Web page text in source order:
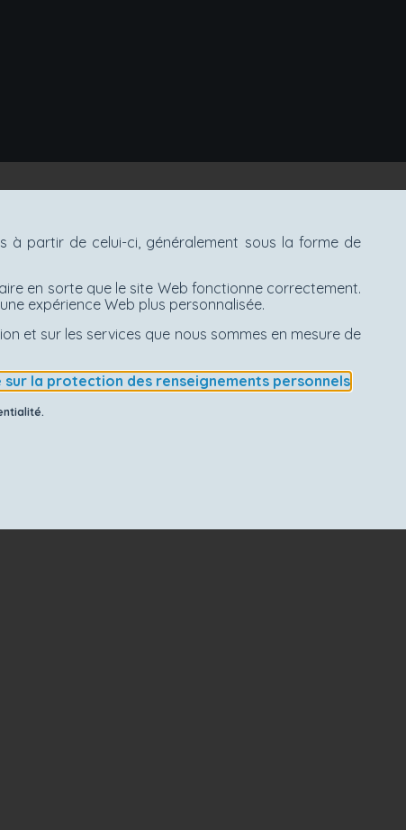
à partir de celui-ci, généralement sous la forme de
en sorte que le site Web fonctionne correctement.
expérience Web plus personnalisée.
et sur les services que nous sommes en mesure de
sur la protection des renseignements personnels